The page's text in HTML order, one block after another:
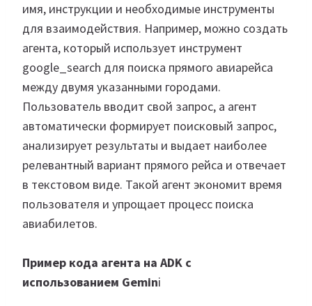
имя, инструкции и необходимые инструменты
для взаимодействия. Например, можно создать
агента, который использует инструмент
google_search для поиска прямого авиарейса
между двумя указанными городами.
Пользователь вводит свой запрос, а агент
автоматически формирует поисковый запрос,
анализирует результаты и выдает наиболее
релевантный вариант прямого рейса и отвечает
в текстовом виде. Такой агент экономит время
пользователя и упрощает процесс поиска
авиабилетов.
Пример кода агента на ADK с
использованием Gemini